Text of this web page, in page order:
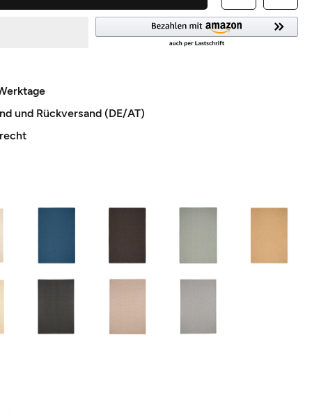
und Rückversand (DE/AT)